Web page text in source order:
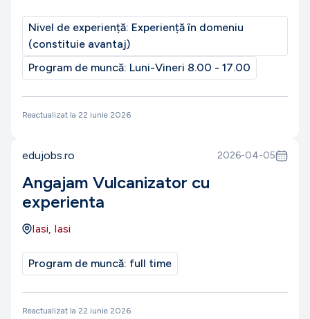
Nivel de experiență: Experiență în domeniu
(constituie avantaj)
Program de muncă: Luni-Vineri 8.00 - 17.00
Reactualizat la 22 iunie 2026
edujobs.ro 2026-04-05
Angajam Vulcanizator cu
experienta
Iasi, Iasi
Program de muncă: full time
Reactualizat la 22 iunie 2026